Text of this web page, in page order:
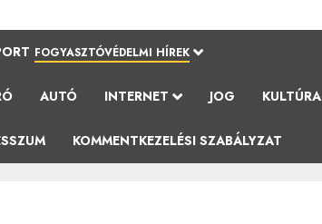
FOGYASZTÓVÉDELMI HÍREK
AUTÓ INTERNET JOG KULTÚRA
KOMMENTKEZELÉSI SZABÁLYZAT